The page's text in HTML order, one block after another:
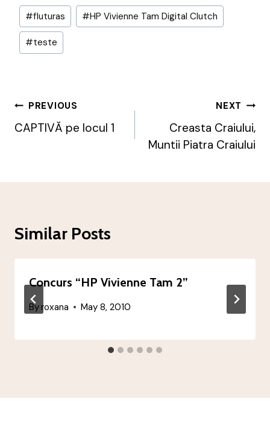
Post
Tags:
#fluturas #HP Vivienne Tam Digital Clutch
#teste
Post
Navigation
PREVIOUS
CAPTIVĂ pe locul 1
NEXT
Creasta Craiului,
Muntii Piatra Craiului
Similar Posts
Concurs “HP Vivienne Tam 2”
By roxana May 8, 2010